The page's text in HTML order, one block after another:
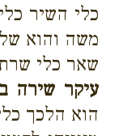
כלי השיר
משה והוא
שאר כלי שרת
עיקר שירה
הוא הלכך